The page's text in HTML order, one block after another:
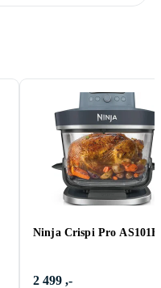
Ninja Crispi Pro
2 499 ,-